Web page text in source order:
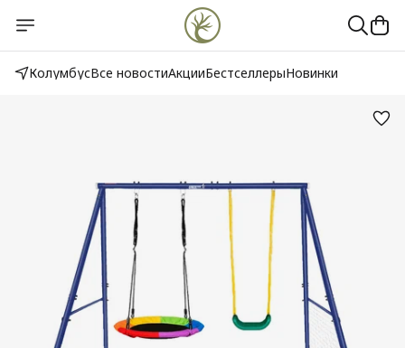
КолумбусВсе новостиАкцииБестселлерыНовинки